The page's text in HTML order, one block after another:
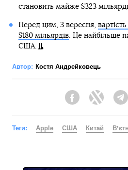
становить майже $323
Перед цим, 3 вересня,
$180 мільярдів. Це найбільше
США.
Автор: Костя Андрейковець
FacebookTwitter
Теги: Apple США Китай